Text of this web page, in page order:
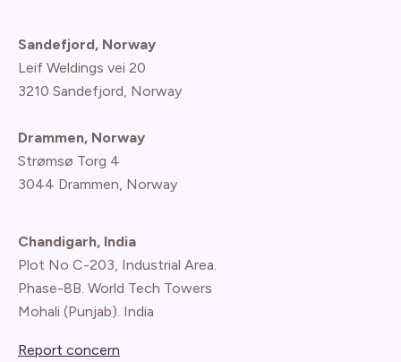
Sandefjord, Norway
Leif Weldings vei 20
3210 Sandefjord, Norway
Drammen, Norway
Strømsø Torg 4
3044 Drammen, Norway
Chandigarh, India
Plot No C-203, Industrial Area.
Phase-8B. World Tech Towers
Mohali (Punjab). India
Report concern